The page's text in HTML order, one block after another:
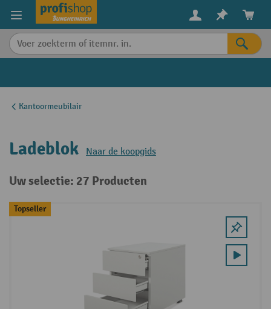
content
Kantoormeubilair
Ladeblok Naar de koopgids
Uw selectie: 27 Producten
Topseller